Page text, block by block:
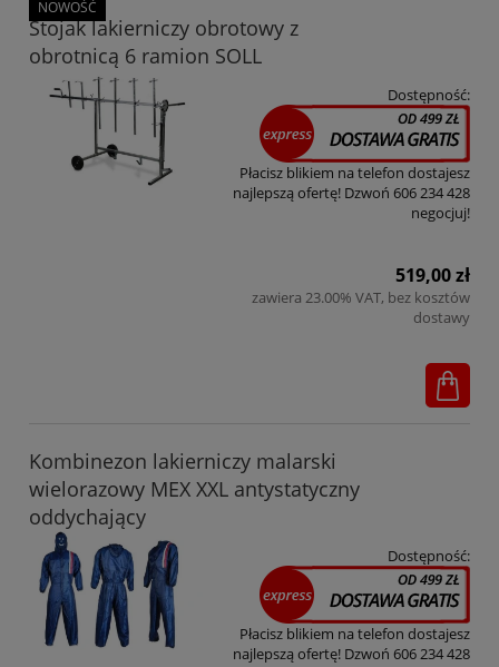
Stojak lakierniczy obrotowy z
obrotnicą 6 ramion SOLL
Dostępność:
Płacisz blikiem na telefon dostajesz
najlepszą ofertę! Dzwoń 606 234 428
negocjuj!
519,00 zł
zawiera 23.00% VAT, bez kosztów
dostawy
NOWOŚĆ
Kombinezon lakierniczy malarski
wielorazowy MEX XXL antystatyczny
oddychający
Dostępność:
Płacisz blikiem na telefon dostajesz
najlepszą ofertę! Dzwoń 606 234 428